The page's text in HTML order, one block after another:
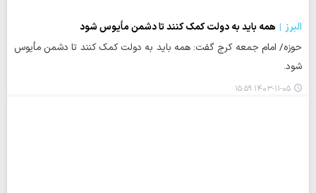
البرز
همه باید به دولت کمک کنند تا دشمن مأیوس شود
حوزه/ امام جمعه کرج گفت: همه باید به دولت کمک کنند تا دشمن مأیوس
شود.
۱۴۰۳-۱۱-۰۵ ۱۵:۵۹